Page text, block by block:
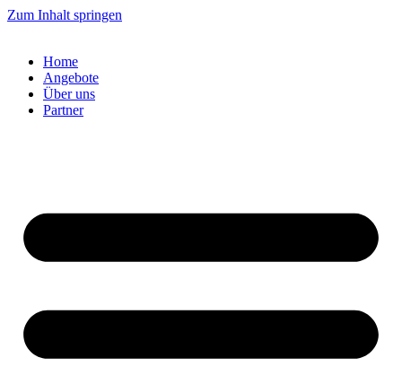
Zum Inhalt springen
Home
Angebote
Über uns
Partner